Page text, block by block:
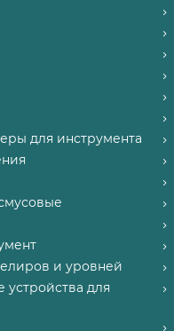
для инструмента
и уровней
устройства для